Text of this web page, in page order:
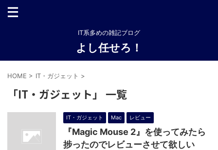
IT系多めの雑記ブログ
よし任せろ！
HOME > IT・ガジェット >
「IT・ガジェット」 一覧
IT・ガジェット Mac レビュー
『Magic Mouse 2』を使ってみたら
捗ったのでレビューさせて欲しい